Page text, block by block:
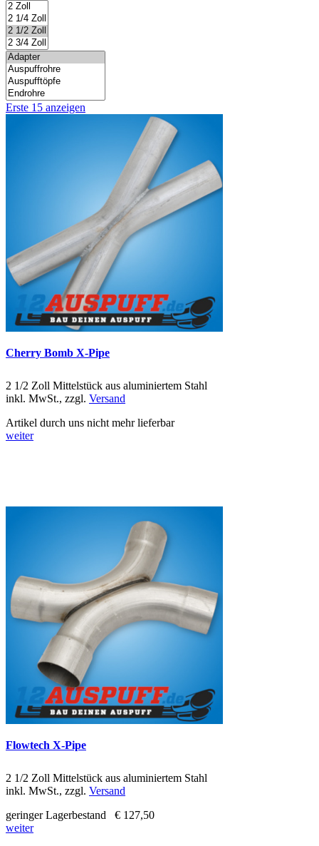
Erste 15 anzeigen
Cherry Bomb X-Pipe
2 1/2 Zoll Mittelstück aus aluminiertem Stahl
inkl. MwSt., zzgl. Versand
Artikel durch uns nicht mehr lieferbar
weiter
Flowtech X-Pipe
2 1/2 Zoll Mittelstück aus aluminiertem Stahl
inkl. MwSt., zzgl. Versand
geringer Lagerbestand
€ 127,50
weiter